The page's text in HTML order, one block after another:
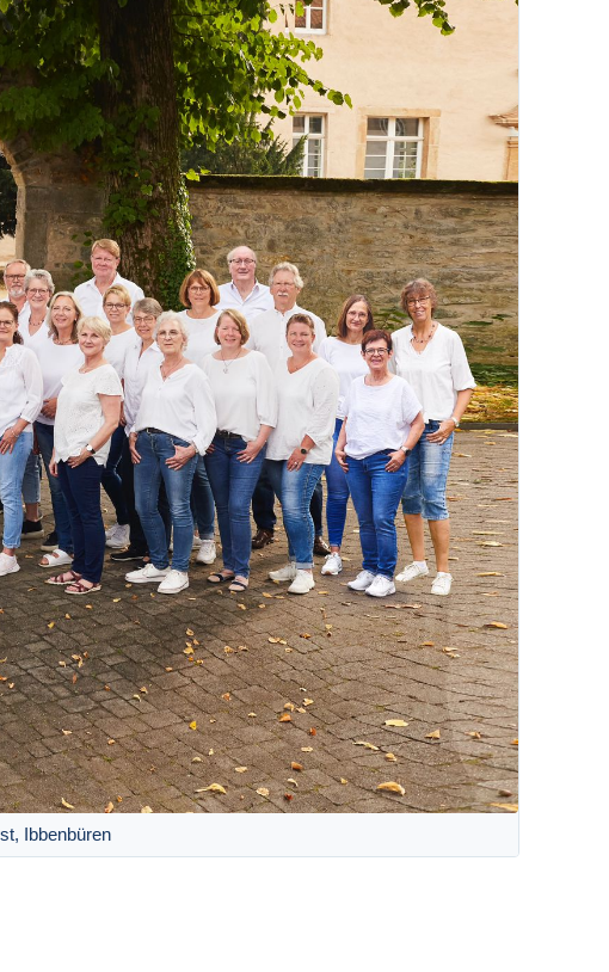
Ibbenbüren